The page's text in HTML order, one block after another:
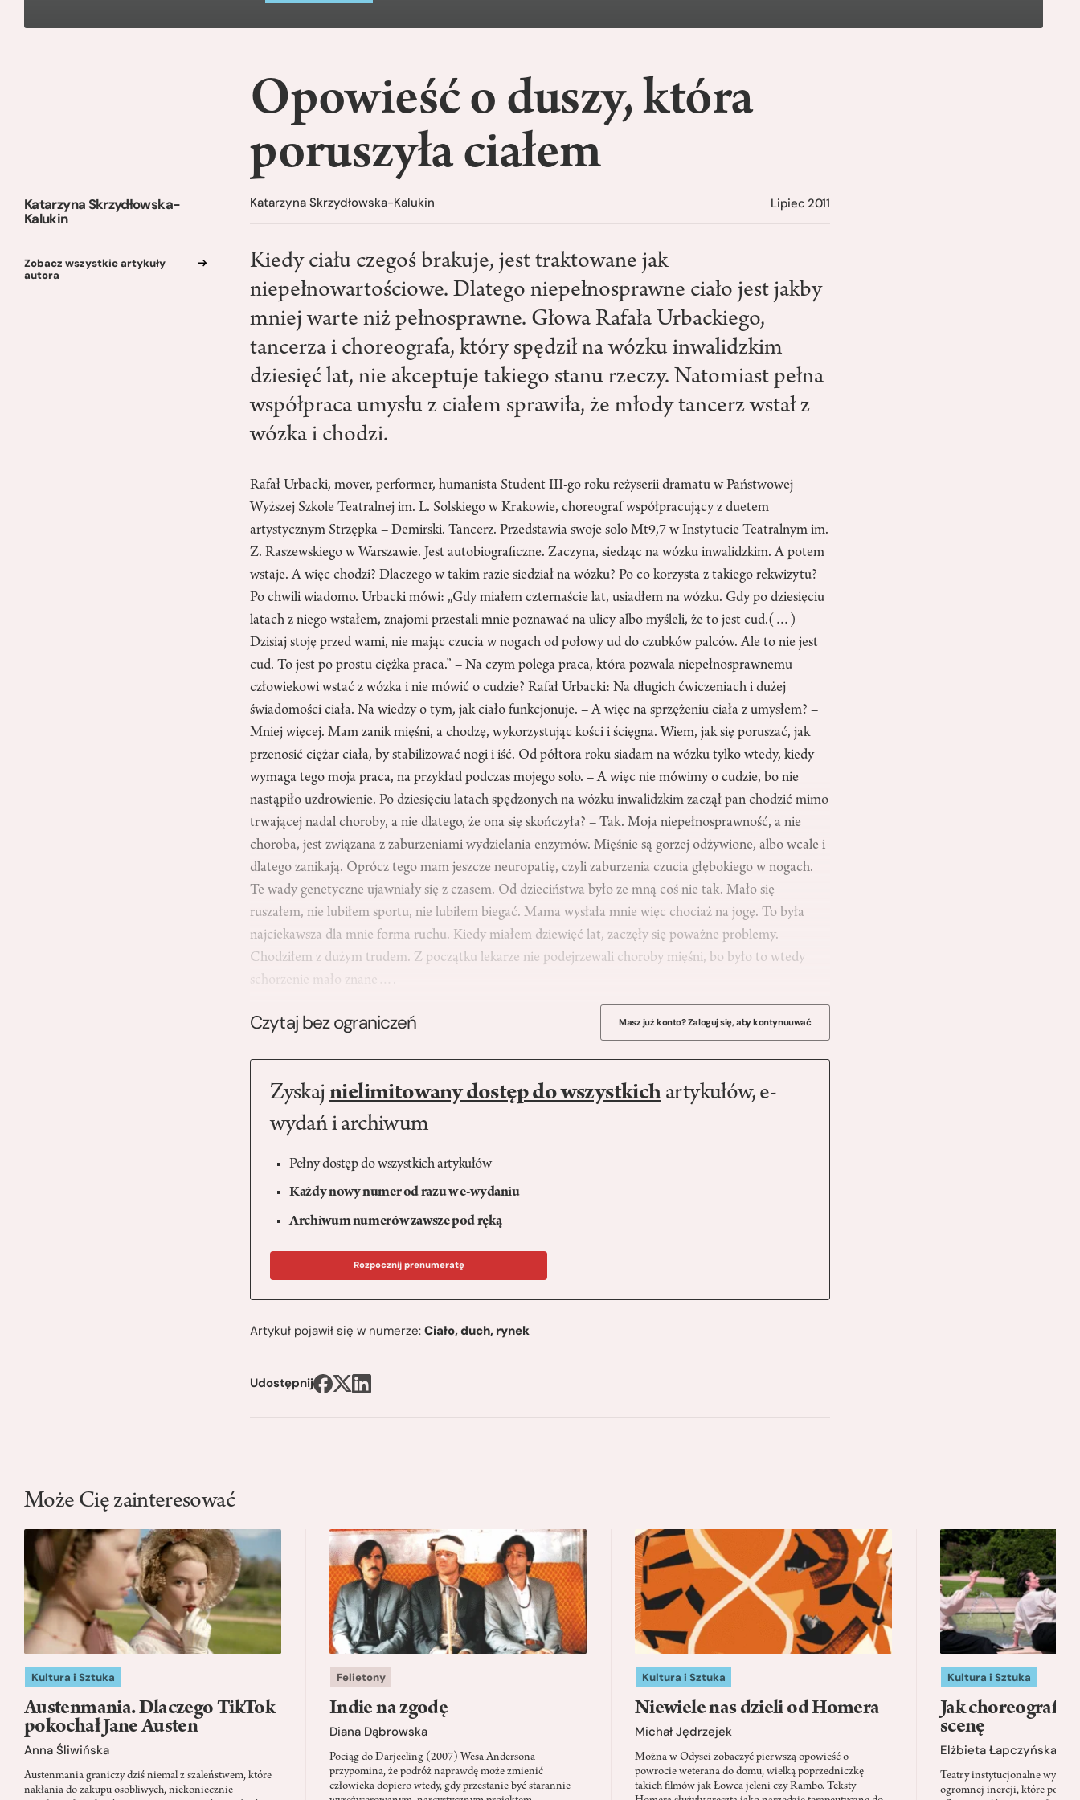
Katarzyna Skrzydłowska-
Kalukin
Zobacz wszystkie artykuły
autora
Opowieść o duszy, która
poruszyła ciałem
Katarzyna Skrzydłowska-Kalukin Lipiec 2011
Kiedy ciału czegoś brakuje, jest traktowane jak
niepełnowartościowe. Dlatego niepełnosprawne ciało jest jakby
mniej warte niż pełnosprawne. Głowa Rafała Urbackiego,
tancerza i choreografa, który spędził na wózku inwalidzkim
dziesięć lat, nie akceptuje takiego stanu rzeczy. Natomiast pełna
współpraca umysłu z ciałem sprawiła, że młody tancerz wstał z
wózka i chodzi.
Rafał Urbacki, mover, performer, humanista Student III-go roku reżyserii dramatu w Państwowej
Wyższej Szkole Teatralnej im. L. Solskiego w Krakowie, choreograf współpracujący z duetem
artystycznym Strzępka – Demirski. Tancerz. Przedstawia swoje solo Mt9,7 w Instytucie Teatralnym im.
Z. Raszewskiego w Warszawie. Jest autobiograficzne. Zaczyna, siedząc na wózku inwalidzkim. A potem
wstaje. A więc chodzi? Dlaczego w takim razie siedział na wózku? Po co korzysta z takiego rekwizytu?
Po chwili wiadomo. Urbacki mówi: „Gdy miałem czternaście lat, usiadłem na wózku. Gdy po dziesięciu
latach z niego wstałem, znajomi przestali mnie poznawać na ulicy albo myśleli, że to jest cud.(…)
Dzisiaj stoję przed wami, nie mając czucia w nogach od połowy ud do czubków palców. Ale to nie jest
cud. To jest po prostu ciężka praca.” – Na czym polega praca, która pozwala niepełnosprawnemu
człowiekowi wstać z wózka i nie mówić o cudzie? Rafał Urbacki: Na długich ćwiczeniach i dużej
świadomości ciała. Na wiedzy o tym, jak ciało funkcjonuje. – A więc na sprzężeniu ciała z umysłem? –
Mniej więcej. Mam zanik mięśni, a chodzę, wykorzystując kości i ścięgna. Wiem, jak się poruszać, jak
przenosić ciężar ciała, by stabilizować nogi i iść. Od półtora roku siadam na wózku tylko wtedy, kiedy
wymaga tego moja praca, na przykład podczas mojego solo. – A więc nie mówimy o cudzie, bo nie
nastąpiło uzdrowienie. Po dziesięciu latach spędzonych na wózku inwalidzkim zaczął pan chodzić mimo
trwającej nadal choroby, a nie dlatego, że ona się skończyła? – Tak. Moja niepełnosprawność, a nie
choroba, jest związana z zaburzeniami wydzielania enzymów. Mięśnie są gorzej odżywione, albo wcale i
dlatego zanikają. Oprócz tego mam jeszcze neuropatię, czyli zaburzenia czucia głębokiego w nogach.
Te wady genetyczne ujawniały się z czasem. Od dzieciństwa było ze mną coś nie tak. Mało się
ruszałem, nie lubiłem sportu, nie lubiłem biegać. Mama wysłała mnie więc chociaż na jogę. To była
najciekawsza dla mnie forma ruchu. Kiedy miałem dziewięć lat, zaczęły się poważne problemy.
Chodziłem z dużym trudem. Z początku lekarze nie podejrzewali choroby mięśni, bo było to wtedy
schorzenie mało znane….
Czytaj bez ograniczeń Masz już konto? Zaloguj się, aby kontynuuwać
Zyskaj nielimitowany dostęp do wszystkichartykułów, e-
wydań i archiwum
Pełny dostęp do wszystkich artykułów
Każdy nowy numer od razu w e-wydaniu
Archiwum numerów zawsze pod ręką
Rozpocznij prenumeratę
Artykuł pojawił się w numerze:Ciało, duch, rynek
Udostępnij
Może Cię zainteresować
Kultura i Sztuka
Austenmania. Dlaczego TikTok
pokochał Jane Austen
Anna Śliwińska
Austenmania graniczy dziś niemal z szaleństwem, które
nakłania do zakupu osobliwych, niekoniecznie
Felietony
Indie na zgodę
Diana Dąbrowska
Pociąg do Darjeeling (2007) Wesa Andersona
przypomina, że podróż naprawdę może zmienić
człowieka dopiero wtedy, gdy przestanie być starannie
Kultura i Sztuka
Niewiele nas dzieli od Homera
Michał Jędrzejek
Można w Odysei zobaczyć pierwszą opowieść o
powrocie weterana do domu, wielką poprzedniczkę
takich filmów jak Łowca jeleni czy Rambo. Teksty
Kultura i Sztuka
Jak
scenę
Elżbieta Łapczyńska
Teatry instytucjonalne
ogromnej inercji, które ponad